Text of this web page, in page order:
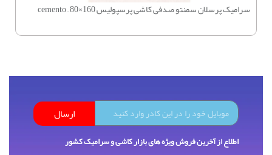
سرامیک پرسلان سمنتو صدفی کاشی پرسپولیس 160×80 – cemento
ارسال
اطلاع از آخرین فروش ویژه های بازار کاشی و سرامیک کشور